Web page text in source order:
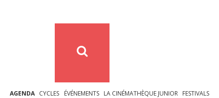
AGENDA CYCLES ÉVÉNEMENTS LA CINÉMATHÈQUE JUNIOR FESTIVALS